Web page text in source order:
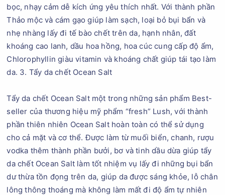
bọc, nhạy cảm dễ kích ứng yêu thích nhất. Với thành phần
Thảo mộc và cám gạo giúp làm sạch, loại bỏ bụi bẩn và
nhẹ nhàng lấy đi tế bào chết trên da, hạnh nhân, đất
khoáng cao lanh, dầu hoa hồng, hoa cúc cung cấp độ ẩm,
Chlorophyllin giàu vitamin và khoáng chất giúp tái tạo làm
da. 3. Tẩy da chết Ocean Salt
Tẩy da chết Ocean Salt một trong những sản phẩm Best-
seller của thương hiệu mỹ phẩm “fresh” Lush, với thành
phần thiên nhiên Ocean Salt hoàn toàn có thể sử dụng
cho cả mặt và cơ thể. Được làm từ muối biển, chanh, rượu
vodka thêm thành phần bưởi, bơ và tinh dầu dừa giúp tẩy
da chết Ocean Salt làm tốt nhiệm vụ lấy đi những bụi bẩn
dư thừa tồn đọng trên da, giúp da được sáng khỏe, lỗ chân
lông thông thoáng mà không làm mất đi độ ẩm tự nhiên